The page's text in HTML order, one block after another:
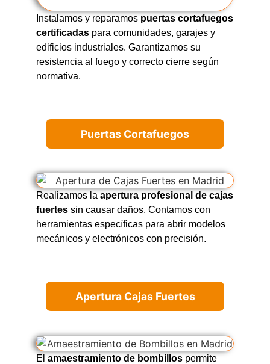
Instalamos y reparamos puertas cortafuegos
certificadas para comunidades, garajes y
edificios industriales. Garantizamos su
resistencia al fuego y correcto cierre según
normativa.
Puertas Cortafuegos
Realizamos la apertura profesional de cajas
fuertes sin causar daños. Contamos con
herramientas específicas para abrir modelos
mecánicos y electrónicos con precisión.
Apertura Cajas Fuertes
El amaestramiento de bombillos permite